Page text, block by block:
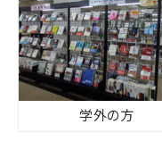
学外の方